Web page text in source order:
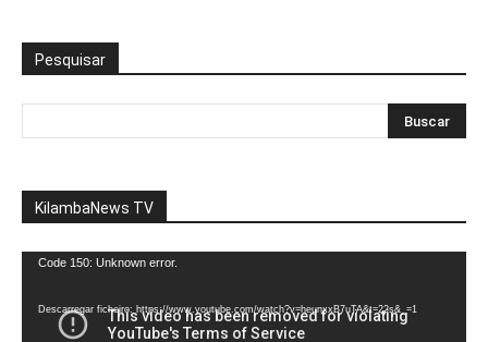
Pesquisar
KilambaNews TV
Reprodutor
vídeo
Code 150: Unknown error.
Descarregar ficheiro: https://www.youtube.com/watch?v=heunxxB7uTA&t=22s&_=1